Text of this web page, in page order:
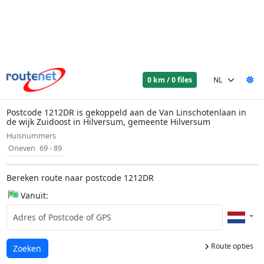
0 km / 0 files
Postcode 1212DR is gekoppeld aan de Van Linschotenlaan in
de wijk Zuidoost in Hilversum, gemeente Hilversum
Huisnummers
Oneven 69 - 89
Bereken route naar postcode 1212DR
Vanuit:
Route opties
Laden...
Zoeken